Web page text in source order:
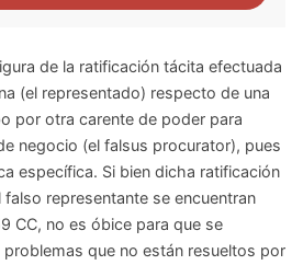
de la ratificación tácita efectuada
(el representado) respecto de una
por otra carente de poder para
negocio (el falsus procurator), pues
específica. Si bien dicha ratificación
representante se encuentran
CC, no es óbice para que se
que no están resueltos por